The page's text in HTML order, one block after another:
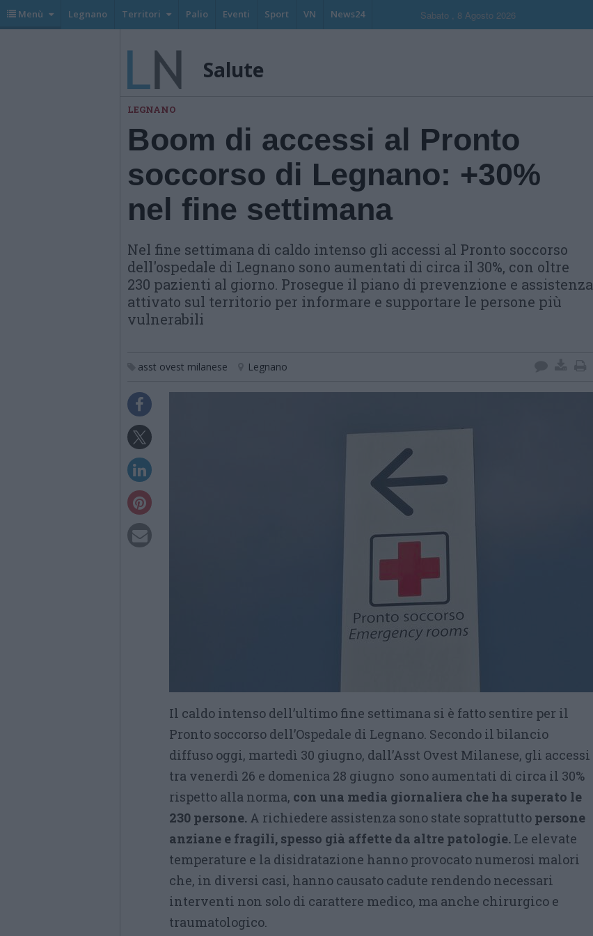
Menù Legnano Territori Palio Eventi Sport VN News24 Sabato , 8 Agosto 2026
Salute
LEGNANO
Boom di accessi al Pronto
soccorso di Legnano: +30%
nel fine settimana
Nel fine settimana di caldo intenso gli accessi al Pronto soccorso
dell'ospedale di Legnano sono aumentati di circa il 30%, con oltre
230 pazienti al giorno. Prosegue il piano di prevenzione e assistenza
attivato sul territorio per informare e supportare le persone più
vulnerabili
asst ovest milanese Legnano
Il caldo intenso dell’ultimo fine settimana si è fatto sentire per il
Pronto soccorso dell’Ospedale di Legnano. Secondo il bilancio
diffuso oggi, martedì 30 giugno, dall’Asst Ovest Milanese, gli accessi
tra venerdì 26 e domenica 28 giugno sono aumentati di circa il 30%
rispetto alla norma, con una media giornaliera che ha superato le
230 persone. A richiedere assistenza sono state soprattutto persone
anziane e fragili, spesso già affette da altre patologie. Le elevate
temperature e la disidratazione hanno provocato numerosi malori
che, in diversi casi, hanno causato cadute rendendo necessari
interventi non solo di carattere medico, ma anche chirurgico e
traumatologico.